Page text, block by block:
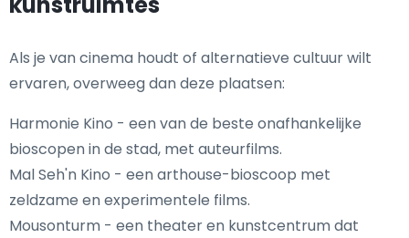
Als je van cinema houdt of alternatieve cultuur wilt
ervaren, overweeg dan deze plaatsen:
Harmonie Kino - een van de beste onafhankelijke
bioscopen in de stad, met auteurfilms.
Mal Seh'n Kino - een arthouse-bioscoop met
zeldzame en experimentele films.
Mousonturm - een theater en kunstcentrum dat